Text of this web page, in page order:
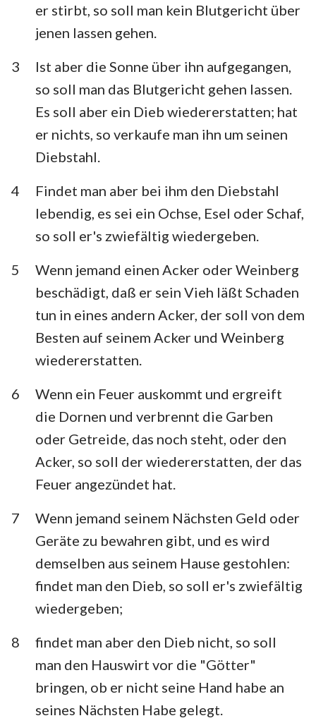
Daniel Hosea
Joel
Obadja Jona
Micha Nahum
Habakuk Zephanja
Maleachi
er stirbt, so soll man kein Blutgericht über
jenen lassen gehen.
3
Ist aber die Sonne über ihn aufgegangen,
so soll man das Blutgericht gehen lassen.
Es soll aber ein Dieb wiedererstatten; hat
er nichts, so verkaufe man ihn um seinen
Diebstahl.
4
Findet man aber bei ihm den Diebstahl
lebendig, es sei ein Ochse, Esel oder Schaf,
so soll er's zwiefältig wiedergeben.
5
Wenn jemand einen Acker oder Weinberg
beschädigt, daß er sein Vieh läßt Schaden
tun in eines andern Acker, der soll von dem
Besten auf seinem Acker und Weinberg
wiedererstatten.
6
Wenn ein Feuer auskommt und ergreift
die Dornen und verbrennt die Garben
oder Getreide, das noch steht, oder den
Acker, so soll der wiedererstatten, der das
Feuer angezündet hat.
7
Wenn jemand seinem Nächsten Geld oder
Geräte zu bewahren gibt, und es wird
demselben aus seinem Hause gestohlen:
findet man den Dieb, so soll er's zwiefältig
wiedergeben;
8
findet man aber den Dieb nicht, so soll
man den Hauswirt vor die "Götter"
bringen, ob er nicht seine Hand habe an
seines Nächsten Habe gelegt.